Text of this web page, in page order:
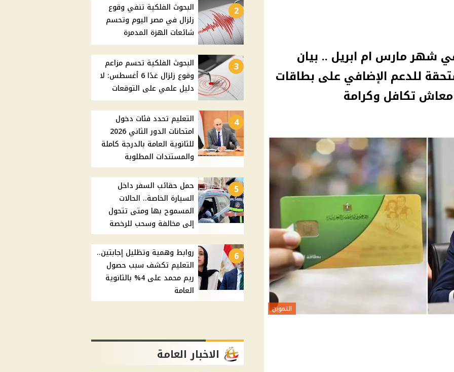
شهر مارس ام ابريل .. بيان
للدعم الإضافي على بطاقات
معاش تكافل وكرامة
التموين
2
البحوث الفلكية تنفي وقوع
زلزال في مصر اليوم وتحسم
شائعات الهزة المدمرة
3
البحوث الفلكية تحسم مزاعم
وقوع زلزال غدًا 6 أغسطس: لا
دليل علمي على التوقعات
4
التعليم تحدد فئات دخول
امتحانات الدور الثاني 2026
للثانوية العامة بالدرجة كاملة
والمستندات المطلوبة
5
حمل حقائب السفر داخل
السيارة الخاصة.. الحالات
المسموح بها ومتى تتحول
إلى مخالفة وسحب للرخصة
6
روابط وهمية وتظليل إجابتين..
التعليم تكشف سبب حصول
ريم محمد على 4% بالثانوية
العامة
الاخبار العامة